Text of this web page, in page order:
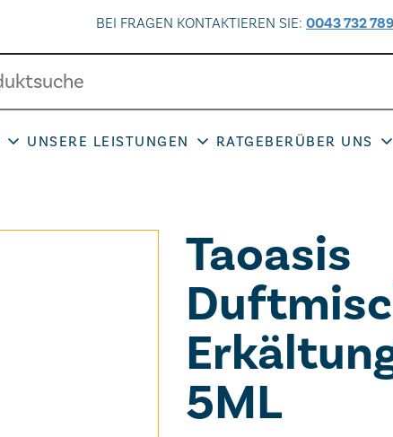
BEI FRAGEN KONTAKTIEREN SIE: 0043 732
UNSERE LEISTUNGEN RATGEBERÜBER UNS
Taoasis
5ML